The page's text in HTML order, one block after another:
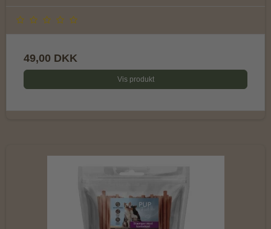
49,00 DKK
Vis produkt